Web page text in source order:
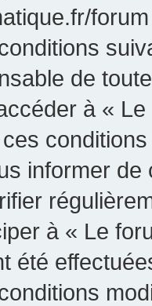
de
à «
informer
à « Le
été